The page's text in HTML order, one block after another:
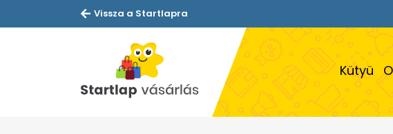
Vissza a Startlapra
Kütyü